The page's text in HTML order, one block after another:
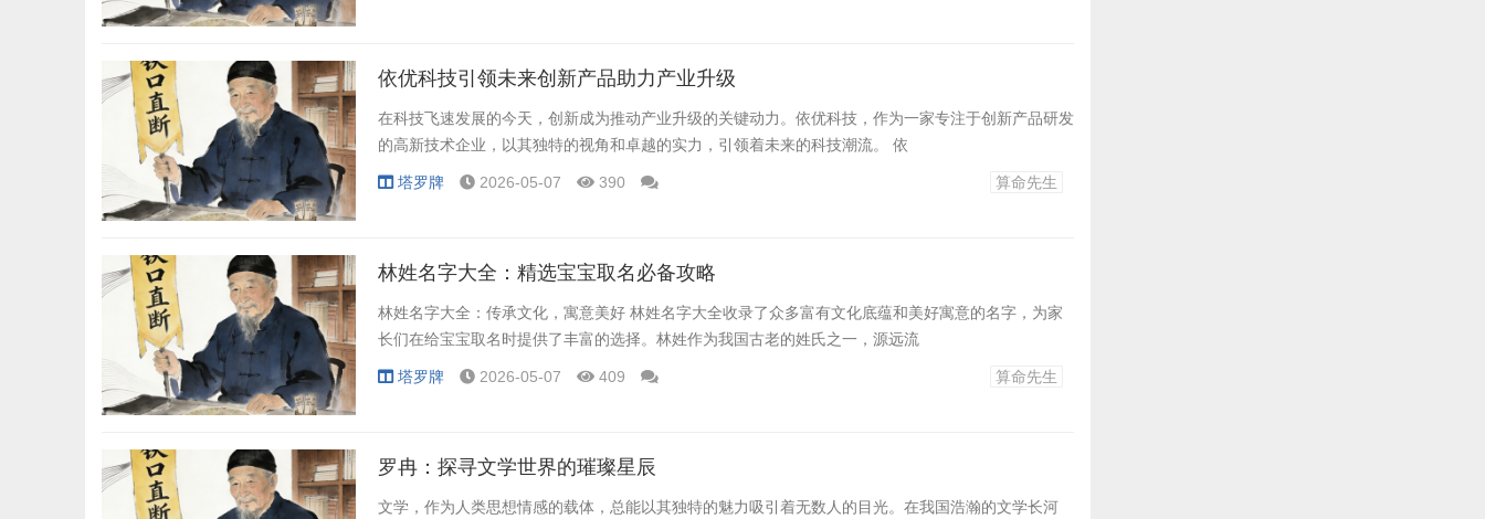
依优科技引领未来创新产品助力产业升级
在科技飞速发展的今天，创新成为推动产业升级的关键动力。依优科技，作为一家专注于创新产品研发
的高新技术企业，以其独特的视角和卓越的实力，引领着未来的科技潮流。 依
塔罗牌 2026-05-07 390 算命先生
林姓名字大全：精选宝宝取名必备攻略
林姓名字大全：传承文化，寓意美好 林姓名字大全收录了众多富有文化底蕴和美好寓意的名字，为家
长们在给宝宝取名时提供了丰富的选择。林姓作为我国古老的姓氏之一，源远流
塔罗牌 2026-05-07 409 算命先生
罗冉：探寻文学世界的璀璨星辰
文学，作为人类思想情感的载体，总能以其独特的魅力吸引着无数人的目光。在我国浩瀚的文学长河